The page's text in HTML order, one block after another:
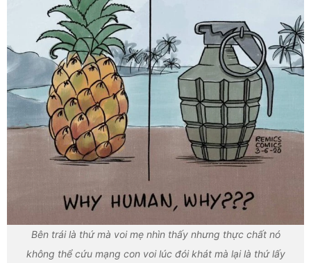
Bên trái là thứ mà voi mẹ nhìn thấy nhưng thực chất nó
không thể cứu mạng con voi lúc đói khát mà lại là thứ lấy